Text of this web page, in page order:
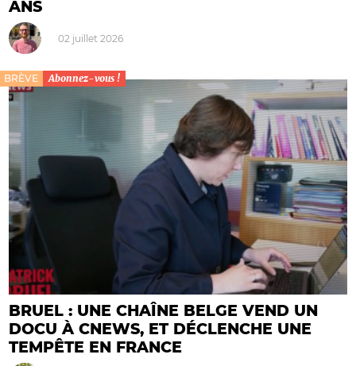
ANS
02 juillet 2026
BRÈVE Abonnez-vous !
BRUEL : UNE CHAÎNE BELGE VEND UN
DOCU À CNEWS, ET DÉCLENCHE UNE
TEMPÊTE EN FRANCE